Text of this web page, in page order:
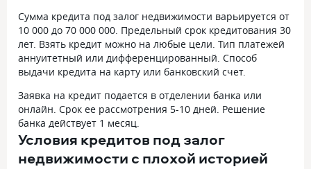
Сумма кредита под залог недвижимости варьируется от
10 000 до 70 000 000. Предельный срок кредитования 30
лет. Взять кредит можно на любые цели. Тип платежей
аннуитетный или дифференцированный. Способ
выдачи кредита на карту или банковский счет.
Заявка на кредит подается в отделении банка или
онлайн. Срок ее рассмотрения 5-10 дней. Решение
банка действует 1 месяц.
Условия кредитов под залог
недвижимости с плохой историей